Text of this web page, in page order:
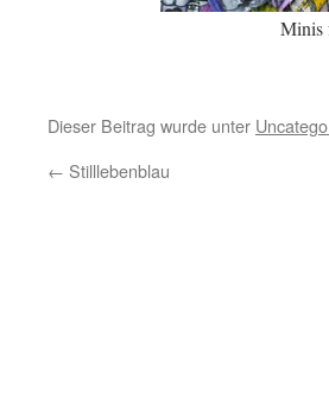
Minis
Dieser Beitrag wurde unter
← Stilllebenblau